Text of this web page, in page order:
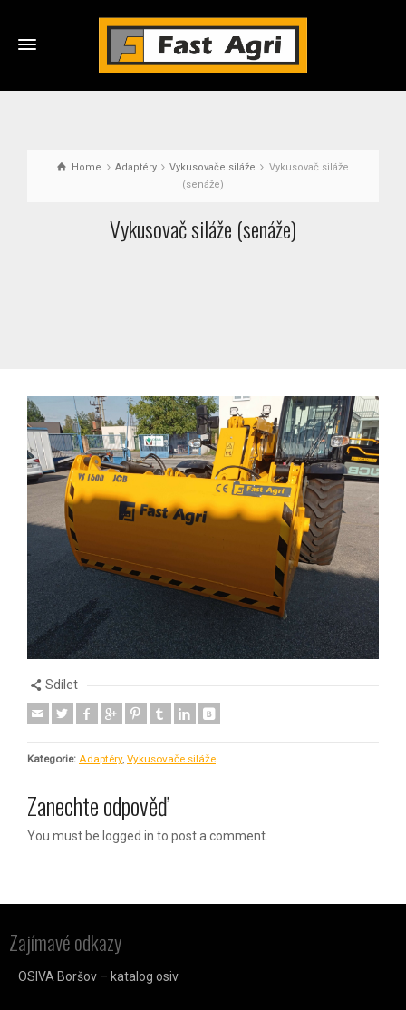
Home Adaptéry Vykusovače siláže
Vykusovač siláže
(senáže)
Vykusovač siláže (senáže)
Sdílet
Kategorie: Adaptéry, Vykusovače siláže
Zanechte odpověď
You must be logged in to post a comment.
Zajímavé odkazy
OSIVA Boršov – katalog osiv